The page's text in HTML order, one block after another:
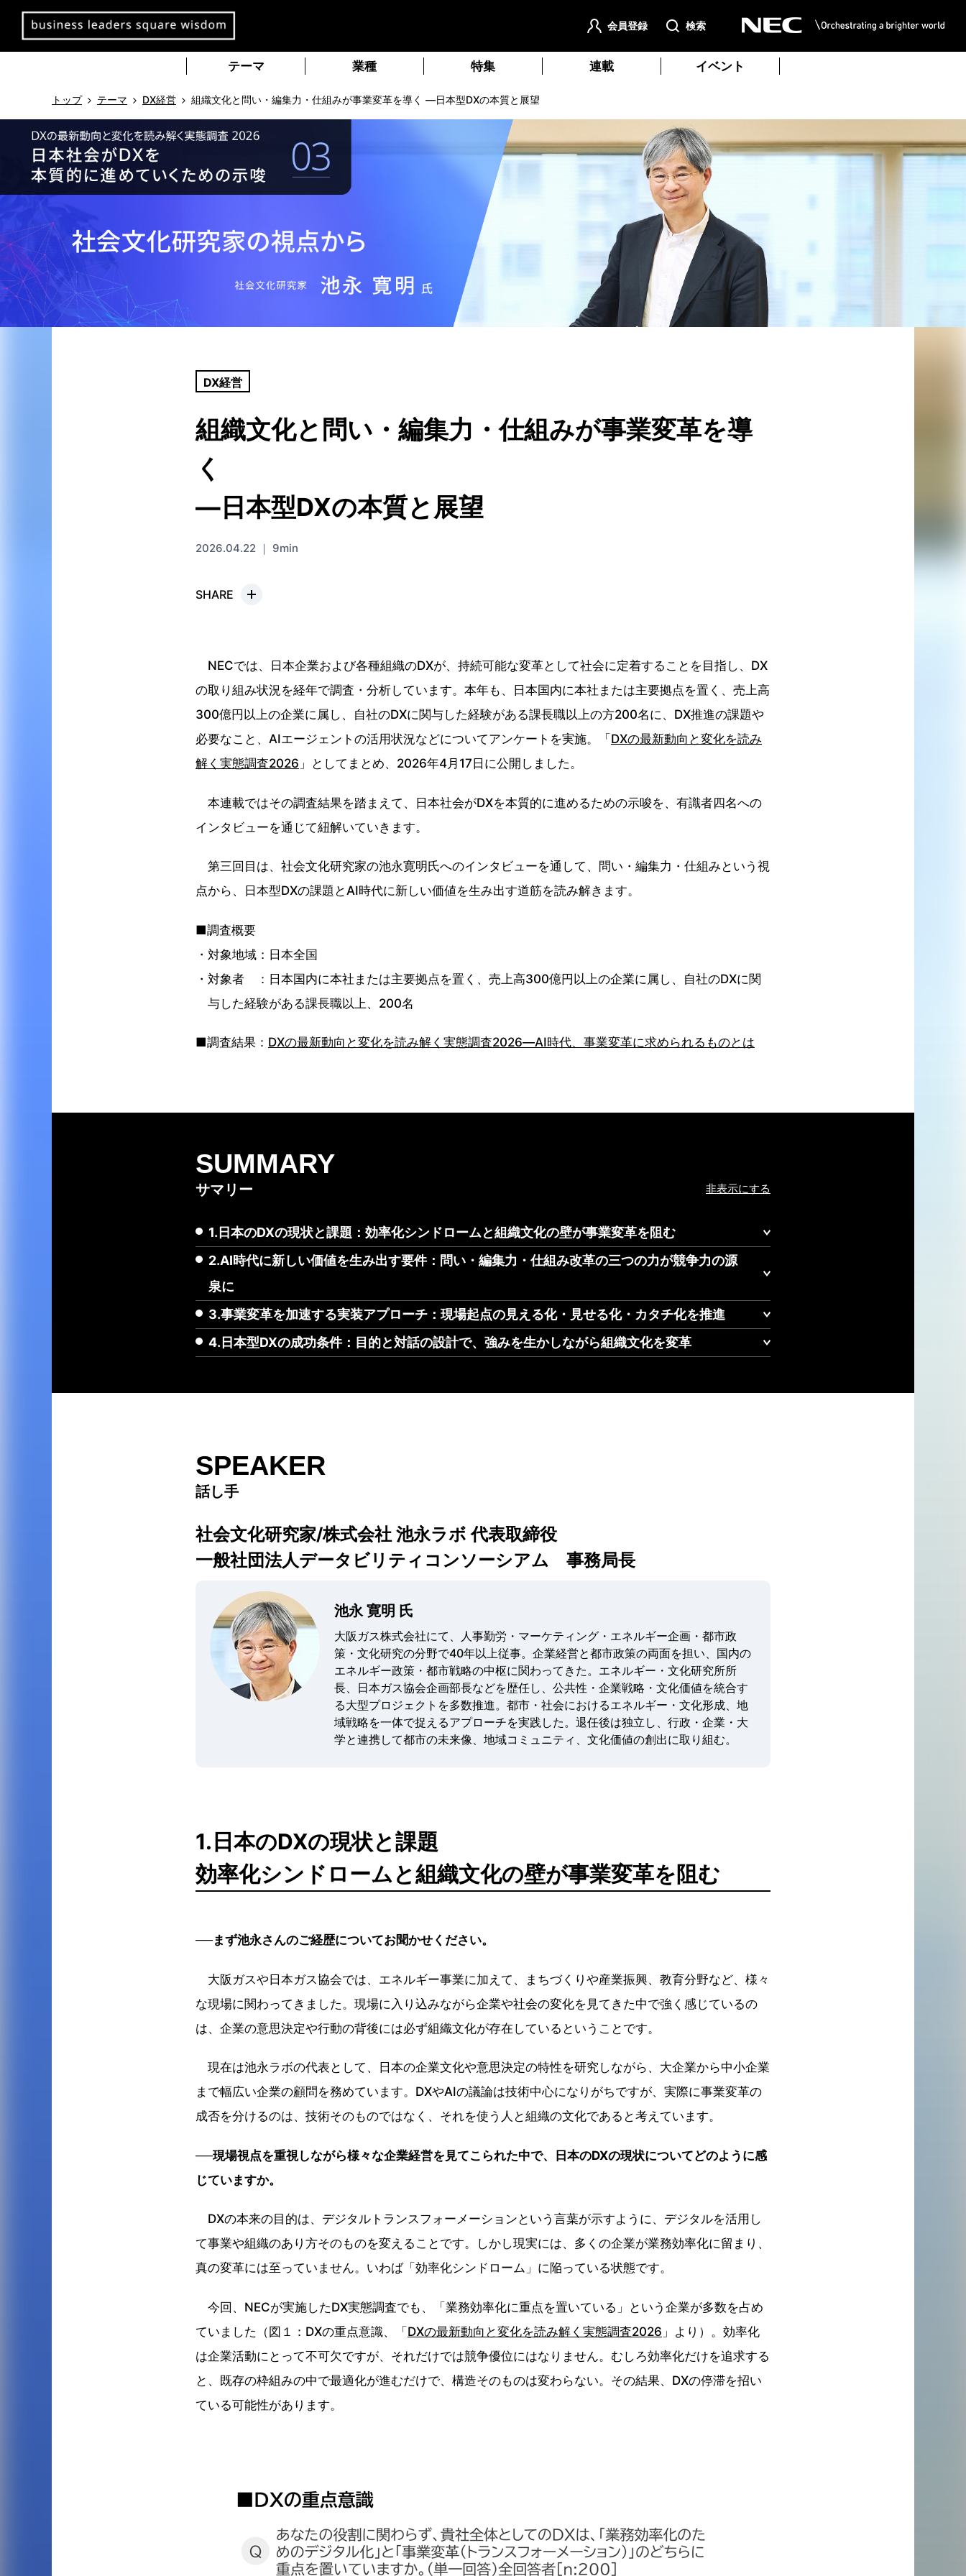
会員登録 検索
テーマ 業種 特集 連載 イベント
トップ テーマ DX経営 組織文化と問い・編集力・仕組みが事業変革を導く ―日本型DXの本質と展望
組織文化と問い・編集力・仕組みが事業変革を導
く
―日本型DXの本質と展望
DX経営
2026.04.22 ｜ 9min
SHARE
NECでは、日本企業および各種組織のDXが、持続可能な変革として社会に定着することを目指し、DX
の取り組み状況を経年で調査・分析しています。本年も、日本国内に本社または主要拠点を置く、売上高
300億円以上の企業に属し、自社のDXに関与した経験がある課長職以上の方200名に、DX推進の課題や
必要なこと、AIエージェントの活用状況などについてアンケートを実施。「 DXの最新動向と変化を読み
解く実態調査2026 」としてまとめ、2026年4月17日に公開しました。
本連載ではその調査結果を踏まえて、日本社会がDXを本質的に進めるための示唆を、有識者四名への
インタビューを通じて紐解いていきます。
第三回目は、社会文化研究家の池永寛明氏へのインタビューを通して、問い・編集力・仕組みという視
点から、日本型DXの課題とAI時代に新しい価値を生み出す道筋を読み解きます。
■調査概要
対象地域：日本全国
対象者 ：日本国内に本社または主要拠点を置く、売上高300億円以上の企業に属し、自社のDXに関
与した経験がある課長職以上、200名
■調査結果： DXの最新動向と変化を読み解く実態調査2026―AI時代、事業変革に求められるものとは
SUMMARY
サマリー 非表示にする
1.日本のDXの現状と課題：効率化シンドロームと組織文化の壁が事業変革を阻む
2.AI時代に新しい価値を生み出す要件：問い・編集力・仕組み改革の三つの力が競争力の源
泉に
3.事業変革を加速する実装アプローチ：現場起点の見える化・見せる化・カタチ化を推進
4.日本型DXの成功条件：目的と対話の設計で、強みを生かしながら組織文化を変革
SPEAKER
話し手
社会文化研究家/株式会社 池永ラボ 代表取締役
一般社団法人データビリティコンソーシアム 事務局長
池永 寛明 氏
大阪ガス株式会社にて、人事勤労・マーケティング・エネルギー企画・都市政
策・文化研究の分野で40年以上従事。企業経営と都市政策の両面を担い、国内の
エネルギー政策・都市戦略の中枢に関わってきた。エネルギー・文化研究所所
長、日本ガス協会企画部長などを歴任し、公共性・企業戦略・文化価値を統合す
る大型プロジェクトを多数推進。都市・社会におけるエネルギー・文化形成、地
域戦略を一体で捉えるアプローチを実践した。退任後は独立し、行政・企業・大
学と連携して都市の未来像、地域コミュニティ、文化価値の創出に取り組む。
1.日本のDXの現状と課題
効率化シンドロームと組織文化の壁が事業変革を阻む
──まず池永さんのご経歴についてお聞かせください。
大阪ガスや日本ガス協会では、エネルギー事業に加えて、まちづくりや産業振興、教育分野など、様々
な現場に関わってきました。現場に入り込みながら企業や社会の変化を見てきた中で強く感じているの
は、企業の意思決定や行動の背後には必ず組織文化が存在しているということです。
現在は池永ラボの代表として、日本の企業文化や意思決定の特性を研究しながら、大企業から中小企業
まで幅広い企業の顧問を務めています。DXやAIの議論は技術中心になりがちですが、実際に事業変革の
成否を分けるのは、技術そのものではなく、それを使う人と組織の文化であると考えています。
──現場視点を重視しながら様々な企業経営を見てこられた中で、日本のDXの現状についてどのように感
じていますか。
DXの本来の目的は、デジタルトランスフォーメーションという言葉が示すように、デジタルを活用し
て事業や組織のあり方そのものを変えることです。しかし現実には、多くの企業が業務効率化に留まり、
真の変革には至っていません。いわば「効率化シンドローム」に陥っている状態です。
今回、NECが実施したDX実態調査でも、「業務効率化に重点を置いている」という企業が多数を占め
ていました（図１：DXの重点意識、「DXの最新動向と変化を読み解く実態調査2026 」より）。効率化
は企業活動にとって不可欠ですが、それだけでは競争優位にはなりません。むしろ効率化だけを追求する
と、既存の枠組みの中で最適化が進むだけで、構造そのものは変わらない。その結果、DXの停滞を招い
ている可能性があります。